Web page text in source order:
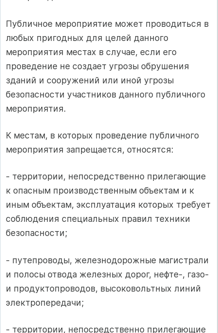
Публичное мероприятие может проводиться в
любых пригодных для целей данного
мероприятия местах в случае, если его
проведение не создает угрозы обрушения
зданий и сооружений или иной угрозы
безопасности участников данного публичного
мероприятия.
К местам, в которых проведение публичного
мероприятия запрещается, относятся:
- территории, непосредственно прилегающие
к опасным производственным объектам и к
иным объектам, эксплуатация которых требует
соблюдения специальных правил техники
безопасности;
- путепроводы, железнодорожные магистрали
и полосы отвода железных дорог, нефте-, газо-
и продуктопроводов, высоковольтных линий
электропередачи;
- территории, непосредственно прилегающие